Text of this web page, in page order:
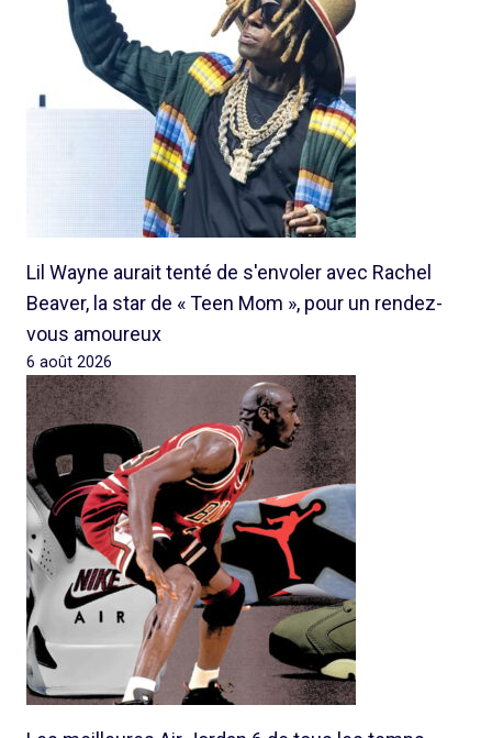
Lil Wayne aurait tenté de s'envoler avec Rachel
Beaver, la star de « Teen Mom », pour un rendez-
vous amoureux
6 août 2026